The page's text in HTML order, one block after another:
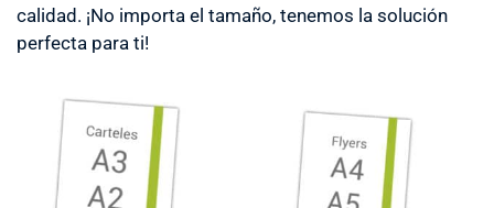
calidad. ¡No importa el tamaño, tenemos la solución
perfecta para ti!